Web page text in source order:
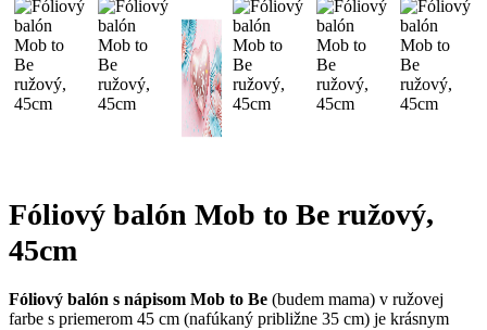
Fóliový balón Mob to Be ružový,
45cm
Fóliový balón s nápisom Mob to Be (budem mama) v ružovej
farbe s priemerom 45 cm (nafúkaný približne 35 cm) je krásnym